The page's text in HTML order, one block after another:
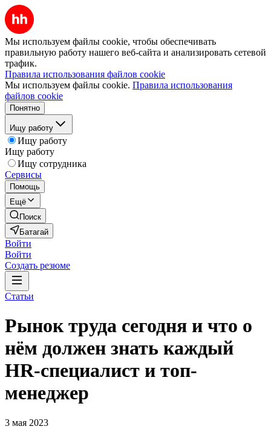
Мы используем файлы cookie, чтобы обеспечивать
правильную работу нашего веб-сайта и анализировать сетевой
трафик.
Правила использования файлов cookie
Мы используем файлы cookie. Правила использования
файлов cookie
Понятно
Ищу работу
Ищу работу
Ищу работу
Ищу сотрудника
Сервисы
Помощь
Ещё
Поиск
Батагай
Войти
Войти
Создать резюме
Статьи
Рынок труда сегодня и что о
нём должен знать каждый
HR-специалист и топ-
менеджер
3 мая 2023